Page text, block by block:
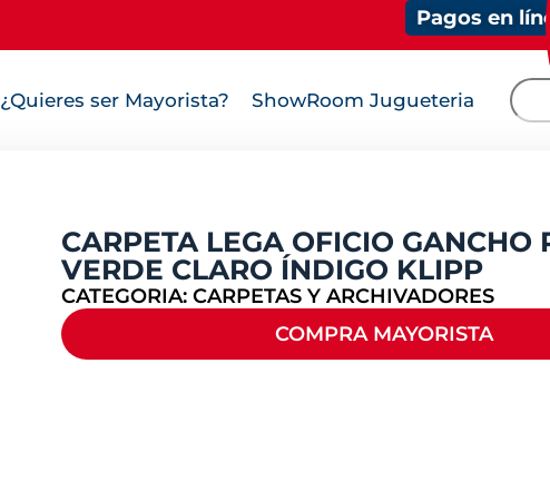
Pagos en
¿Quieres ser Mayorista? ShowRoom Jugueteria
CARPETA LEGA OFICIO GANCHO
VERDE CLARO ÍNDIGO KLIPP
CATEGORIA: CARPETAS Y ARCHIVADORES
COMPRA MAYORISTA